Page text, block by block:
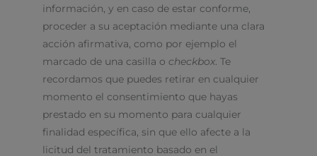
información, y en caso de estar conforme,
proceder a su aceptación mediante una clara
acción afirmativa, como por ejemplo el
marcado de una casilla o checkbox . Te
recordamos que puedes retirar en cualquier
momento el consentimiento que hayas
prestado en su momento para cualquier
finalidad específica, sin que ello afecte a la
licitud del tratamiento basado en el